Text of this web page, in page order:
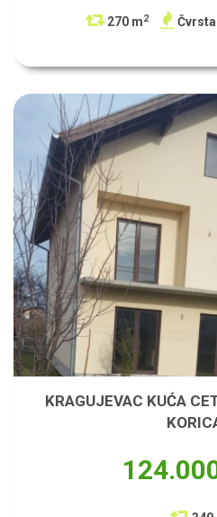
270 m2
KRAGUJEVAC KUĆA